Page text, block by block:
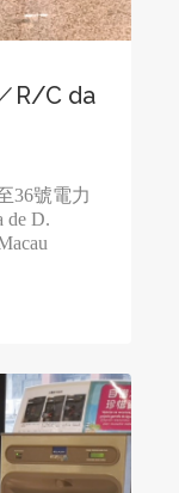
R/C da
36號電力
de D.